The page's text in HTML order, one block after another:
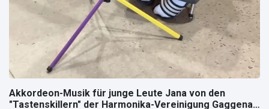
Akkordeon-Musik für junge Leute Jana von den
"Tastenskillern" der Harmonika-Vereinigung Gaggenau